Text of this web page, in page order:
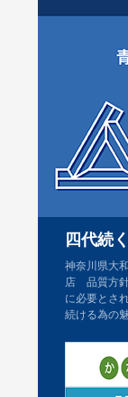
四代続
神奈川県大
店 品質方
に必要とさ
続ける為の